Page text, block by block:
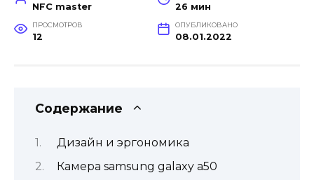
NFC master 26 мин
ПРОСМОТРОВ
12
ОПУБЛИКОВАНО
08.01.2022
Содержание
Дизайн и эргономика
Камера samsung galaxy a50